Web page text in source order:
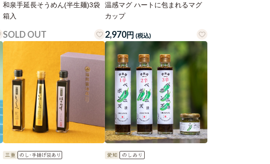
和泉手延長そうめん(半生麺)3袋
箱入
SOLD OUT
温感マグ ハートに包まれるマグ
カップ
2,970円 (税込)